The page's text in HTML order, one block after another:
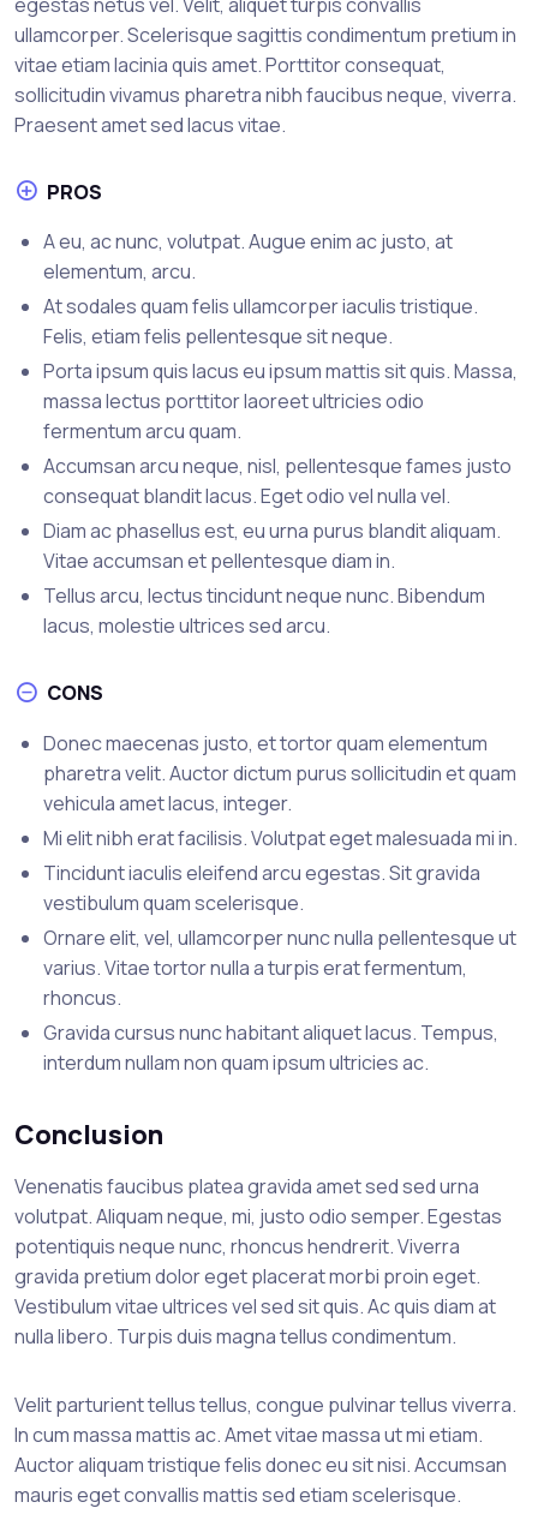
ullamcorper. Scelerisque sagittis condimentum pretium in
vitae etiam lacinia quis amet. Porttitor consequat,
sollicitudin vivamus pharetra nibh faucibus neque, viverra.
Praesent amet sed lacus vitae.
PROS
A eu, ac nunc, volutpat. Augue enim ac justo, at
elementum, arcu.
At sodales quam felis ullamcorper iaculis tristique.
Felis, etiam felis pellentesque sit neque.
Porta ipsum quis lacus eu ipsum mattis sit quis. Massa,
massa lectus porttitor laoreet ultricies odio
fermentum arcu quam.
Accumsan arcu neque, nisl, pellentesque fames justo
consequat blandit lacus. Eget odio vel nulla vel.
Diam ac phasellus est, eu urna purus blandit aliquam.
Vitae accumsan et pellentesque diam in.
Tellus arcu, lectus tincidunt neque nunc. Bibendum
lacus, molestie ultrices sed arcu.
CONS
Donec maecenas justo, et tortor quam elementum
pharetra velit. Auctor dictum purus sollicitudin et quam
vehicula amet lacus, integer.
Mi elit nibh erat facilisis. Volutpat eget malesuada mi in.
Tincidunt iaculis eleifend arcu egestas. Sit gravida
vestibulum quam scelerisque.
Ornare elit, vel, ullamcorper nunc nulla pellentesque ut
varius. Vitae tortor nulla a turpis erat fermentum,
rhoncus.
Gravida cursus nunc habitant aliquet lacus. Tempus,
interdum nullam non quam ipsum ultricies ac.
Conclusion
Venenatis faucibus platea gravida amet sed sed urna
volutpat. Aliquam neque, mi, justo odio semper. Egestas
potentiquis neque nunc, rhoncus hendrerit. Viverra
gravida pretium dolor eget placerat morbi proin eget.
Vestibulum vitae ultrices vel sed sit quis. Ac quis diam at
nulla libero. Turpis duis magna tellus condimentum.
Velit parturient tellus tellus, congue pulvinar tellus viverra.
In cum massa mattis ac. Amet vitae massa ut mi etiam.
Auctor aliquam tristique felis donec eu sit nisi. Accumsan
mauris eget convallis mattis sed etiam scelerisque.